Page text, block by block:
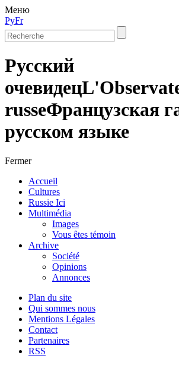
Меню
РуFr
Русский
очевидец
russeФранцузская
русском языке
Fermer
Accueil
Cultures
Russie Ici
Multimédia
Images
Vous êtes témoin
Archive
Société
Opinions
Annonces
Plan du site
Qui sommes nous
Mentions Légales
Contact
Partenaires
RSS